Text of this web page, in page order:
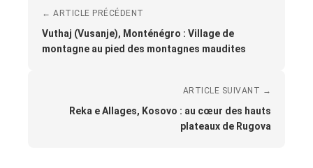
← ARTICLE PRÉCÉDENT
Vuthaj (Vusanje), Monténégro : Village de
montagne au pied des montagnes maudites
ARTICLE SUIVANT →
Reka e Allages, Kosovo : au cœur des hauts
plateaux de Rugova